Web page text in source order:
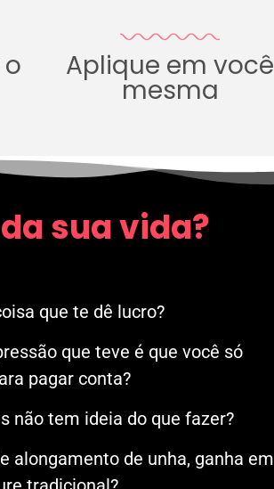
Aplique em você
mesma
sua vida?
que te dê lucro?
que teve é que você só
pagar conta?
não tem ideia do que fazer?
alongamento de unha, ganha em